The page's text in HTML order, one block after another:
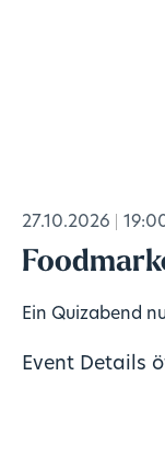
27.10.2026
Ein Quizabend
Event Details